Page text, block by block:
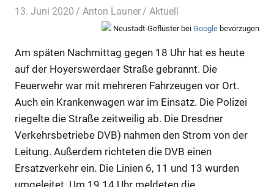
13. Juni 2020 Anton Launer Aktuell
Neustadt-Geflüster bei Google bevorzugen
Am späten Nachmittag gegen 18 Uhr hat es heute
auf der Hoyerswerdaer Straße gebrannt. Die
Feuerwehr war mit mehreren Fahrzeugen vor Ort.
Auch ein Krankenwagen war im Einsatz. Die Polizei
riegelte die Straße zeitweilig ab. Die Dresdner
Verkehrsbetriebe DVB) nahmen den Strom von der
Leitung. Außerdem richteten die DVB einen
Ersatzverkehr ein. Die Linien 6, 11 und 13 wurden